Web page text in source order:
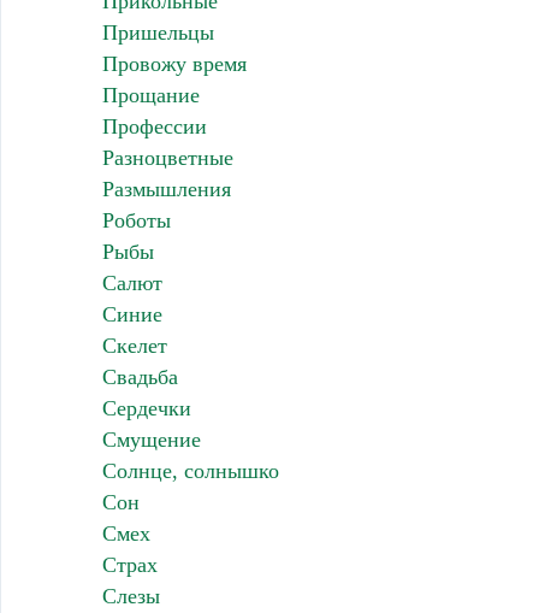
Пришельцы
Провожу время
Прощание
Профессии
Разноцветные
Размышления
Роботы
Рыбы
Салют
Синие
Скелет
Свадьба
Сердечки
Смущение
Солнце, солнышко
Сон
Смех
Страх
Слезы